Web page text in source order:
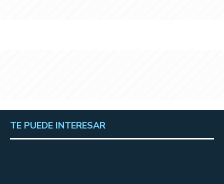
TE PUEDE INTERESAR